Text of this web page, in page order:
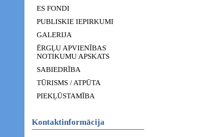
ES FONDI
PUBLISKIE IEPIRKUMI
GALERIJA
ĒRGĻU APVIENĪBAS
NOTIKUMU APSKATS
SABIEDRĪBA
TŪRISMS / ATPŪTA
PIEKĻŪSTAMĪBA
Kontaktinformācija